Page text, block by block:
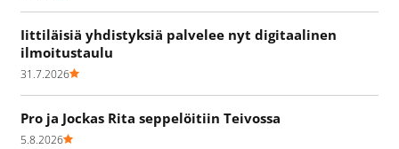
Iittiläisiä yhdistyksiä palvelee nyt digitaalinen
ilmoitustaulu
31.7.2026
Pro ja Jockas Rita seppelöitiin Teivossa
5.8.2026